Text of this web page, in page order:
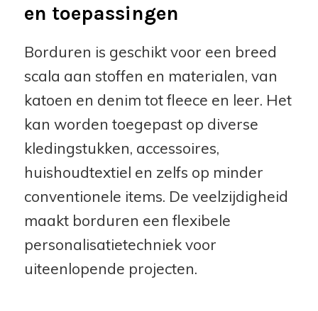
en toepassingen
Borduren is geschikt voor een breed
scala aan stoffen en materialen, van
katoen en denim tot fleece en leer. Het
kan worden toegepast op diverse
kledingstukken, accessoires,
huishoudtextiel en zelfs op minder
conventionele items. De veelzijdigheid
maakt borduren een flexibele
personalisatietechniek voor
uiteenlopende projecten.